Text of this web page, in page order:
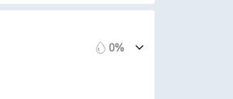
Index™
100%
0%